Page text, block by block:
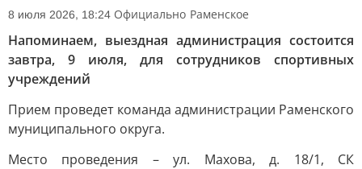
8 июля 2026, 18:24 Официально Раменское
Напоминаем, выездная администрация состоится
завтра, 9 июля, для сотрудников спортивных
учреждений
Прием проведет команда администрации Раменского
муниципального округа.
Место проведения – ул. Махова, д. 18/1, СК